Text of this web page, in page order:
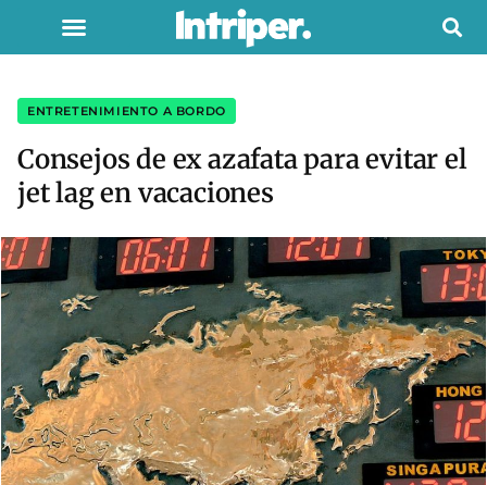
ENTRETENIMIENTO A BORDO
Consejos de ex azafata para evitar el
jet lag en vacaciones